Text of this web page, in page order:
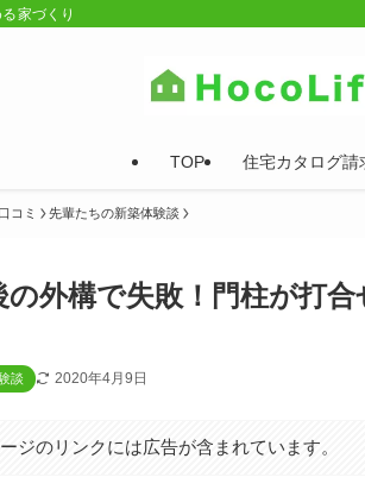
家づくり
TOP 住宅カタログ請
コミ 先輩たちの新築体験談
の外構で失敗！門柱が打
談 2020年4月9日
ージのリンクには広告が含まれています。